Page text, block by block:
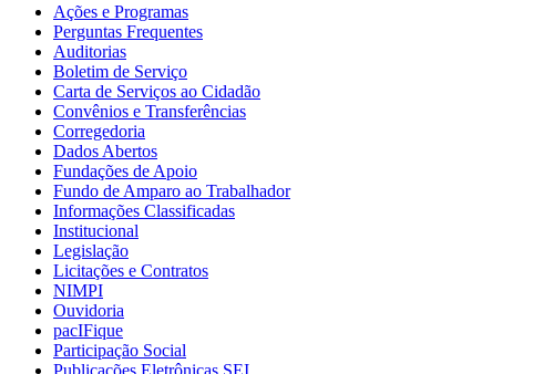
Ações e Programas
Perguntas Frequentes
Auditorias
Boletim de Serviço
Carta de Serviços ao Cidadão
Convênios e Transferências
Corregedoria
Dados Abertos
Fundações de Apoio
Fundo de Amparo ao Trabalhador
Informações Classificadas
Institucional
Legislação
Licitações e Contratos
NIMPI
Ouvidoria
pacIFique
Participação Social
Publicações Eletrônicas SEI